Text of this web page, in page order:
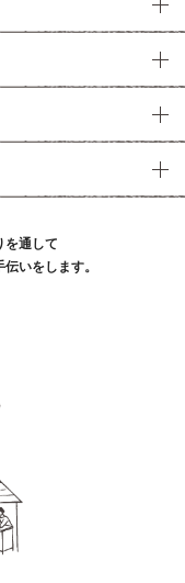
を通して
いをします。